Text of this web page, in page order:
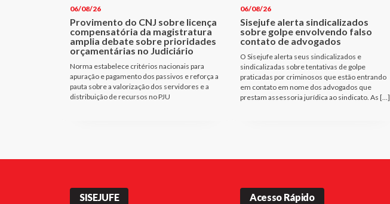
06/08/26
Provimento do CNJ sobre licença
compensatória da magistratura
amplia debate sobre prioridades
orçamentárias no Judiciário
Norma estabelece critérios nacionais para
apuração e pagamento dos passivos e reforça a
pauta sobre a valorização dos servidores e a
distribuição de recursos no PJU
06/08/26
Sisejufe alerta sindicalizados
sobre golpe envolvendo falso
contato de advogados
O Sisejufe alerta seus sindicalizados e
sindicalizadas sobre tentativas de golpe
praticadas por criminosos que estão entrando
em contato em nome dos advogados que
prestam assessoria jurídica ao sindicato. As […]
SISEJUFE Acesso Rápido